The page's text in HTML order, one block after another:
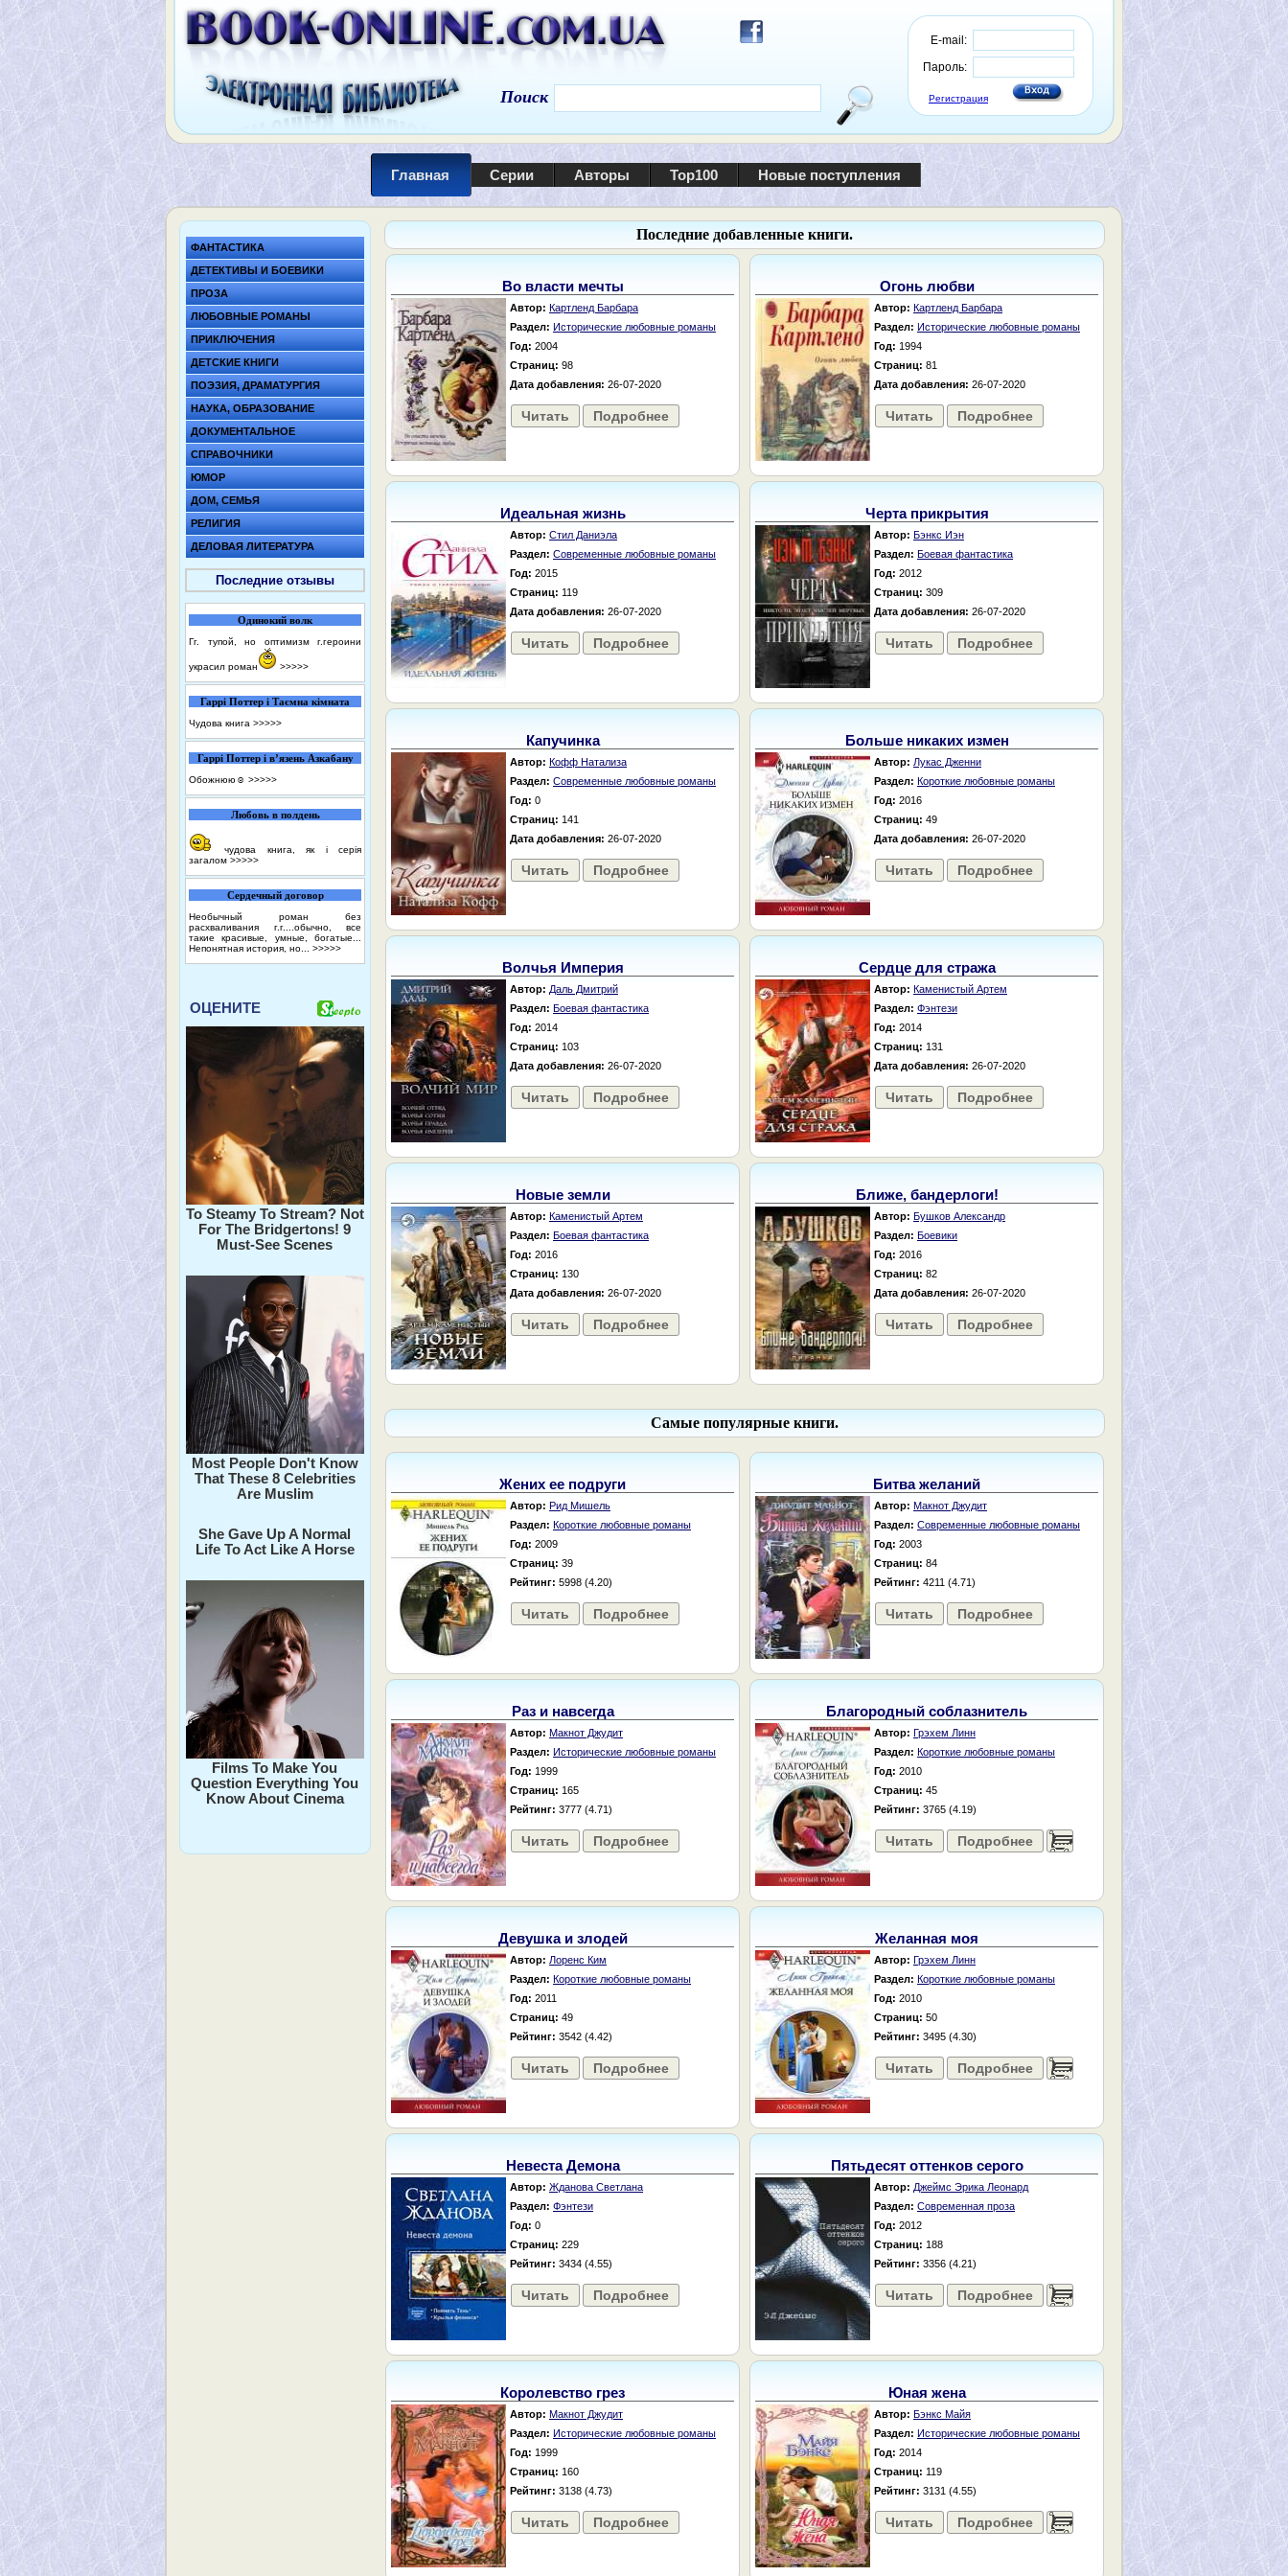
E-mail:
Пароль:
Регистрация
Поиск
Главная Серии Авторы Top100 Новые поступления
ФАНТАСТИКА
ДЕТЕКТИВЫ И БОЕВИКИ
ПРОЗА
ЛЮБОВНЫЕ РОМАНЫ
ПРИКЛЮЧЕНИЯ
ДЕТСКИЕ КНИГИ
ПОЭЗИЯ, ДРАМАТУРГИЯ
НАУКА, ОБРАЗОВАНИЕ
ДОКУМЕНТАЛЬНОЕ
СПРАВОЧНИКИ
ЮМОР
ДОМ, СЕМЬЯ
РЕЛИГИЯ
ДЕЛОВАЯ ЛИТЕРАТУРА
Последние отзывы
Одинокий волк
Гг. тупой, но оптимизм г.героини
украсил роман >>>>>
Гаррі Поттер і Таємна кімната
Чудова книга >>>>>
Гаррі Поттер і в’язень Азкабану
Обожнюю☺️ >>>>>
Любовь в полдень
чудова книга, як і серія
загалом >>>>>
Сердечный договор
Необычный роман без
расхваливания г.г....обычно, все
такие красивые, умные, богатые...
Непонятная история, но... >>>>>
ОЦЕНИТЕ
To Steamy To Stream? Not
For The Bridgertons! 9
Must-See Scenes
Most People Don't Know
That These 8 Celebrities
Are Muslim
She Gave Up A Normal
Life To Act Like A Horse
Films To Make You
Question Everything You
Know About Cinema
Последние добавленные книги.
Во власти мечты
Автор: Картленд Барбара
Раздел: Исторические любовные романы
Год: 2004
Страниц: 98
Дата добавления: 26-07-2020
Читать Подробнее
Огонь любви
Автор: Картленд Барбара
Раздел: Исторические любовные романы
Год: 1994
Страниц: 81
Дата добавления: 26-07-2020
Читать Подробнее
Идеальная жизнь
Автор: Стил Даниэла
Раздел: Современные любовные романы
Год: 2015
Страниц: 119
Дата добавления: 26-07-2020
Читать Подробнее
Черта прикрытия
Автор: Бэнкс Иэн
Раздел: Боевая фантастика
Год: 2012
Страниц: 309
Дата добавления: 26-07-2020
Читать Подробнее
Капучинка
Автор: Кофф Натализа
Раздел: Современные любовные романы
Год: 0
Страниц: 141
Дата добавления: 26-07-2020
Читать Подробнее
Больше никаких измен
Автор: Лукас Дженни
Раздел: Короткие любовные романы
Год: 2016
Страниц: 49
Дата добавления: 26-07-2020
Читать Подробнее
Волчья Империя
Автор: Даль Дмитрий
Раздел: Боевая фантастика
Год: 2014
Страниц: 103
Дата добавления: 26-07-2020
Читать Подробнее
Сердце для стража
Автор: Каменистый Артем
Раздел: Фэнтези
Год: 2014
Страниц: 131
Дата добавления: 26-07-2020
Читать Подробнее
Новые земли
Автор: Каменистый Артем
Раздел: Боевая фантастика
Год: 2016
Страниц: 130
Дата добавления: 26-07-2020
Читать Подробнее
Ближе, бандерлоги!
Автор: Бушков Александр
Раздел: Боевики
Год: 2016
Страниц: 82
Дата добавления: 26-07-2020
Читать Подробнее
Самые популярные книги.
Жених ее подруги
Автор: Рид Мишель
Раздел: Короткие любовные романы
Год: 2009
Страниц: 39
Рейтинг: 5998 (4.20)
Читать Подробнее
Битва желаний
Автор: Макнот Джудит
Раздел: Современные любовные романы
Год: 2003
Страниц: 84
Рейтинг: 4211 (4.71)
Читать Подробнее
Раз и навсегда
Автор: Макнот Джудит
Раздел: Исторические любовные романы
Год: 1999
Страниц: 165
Рейтинг: 3777 (4.71)
Читать Подробнее
Благородный соблазнитель
Автор: Грэхем Линн
Раздел: Короткие любовные романы
Год: 2010
Страниц: 45
Рейтинг: 3765 (4.19)
Читать Подробнее ......
Девушка и злодей
Автор: Лоренс Ким
Раздел: Короткие любовные романы
Год: 2011
Страниц: 49
Рейтинг: 3542 (4.42)
Читать Подробнее
Желанная моя
Автор: Грэхем Линн
Раздел: Короткие любовные романы
Год: 2010
Страниц: 50
Рейтинг: 3495 (4.30)
Читать Подробнее ......
Невеста Демона
Автор: Жданова Светлана
Раздел: Фэнтези
Год: 0
Страниц: 229
Рейтинг: 3434 (4.55)
Читать Подробнее
Пятьдесят оттенков серого
Автор: Джеймс Эрика Леонард
Раздел: Современная проза
Год: 2012
Страниц: 188
Рейтинг: 3356 (4.21)
Читать Подробнее ......
Королевство грез
Автор: Макнот Джудит
Раздел: Исторические любовные романы
Год: 1999
Страниц: 160
Рейтинг: 3138 (4.73)
Читать Подробнее
Юная жена
Автор: Бэнкс Майя
Раздел: Исторические любовные романы
Год: 2014
Страниц: 119
Рейтинг: 3131 (4.55)
Читать Подробнее ......